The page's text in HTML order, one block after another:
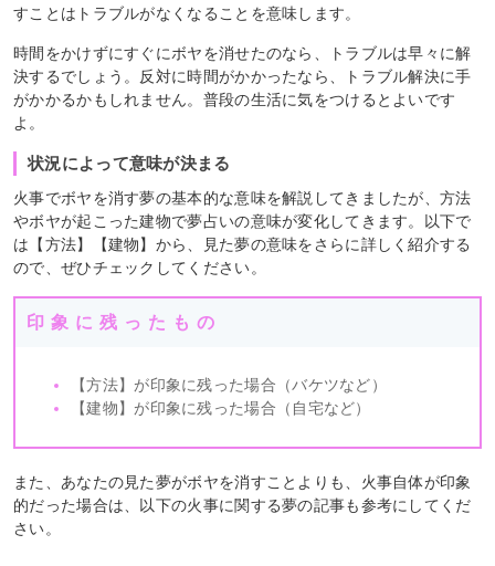
すことはトラブルがなくなることを意味します。
時間をかけずにすぐにボヤを消せたのなら、トラブルは早々に解
決するでしょう。反対に時間がかかったなら、トラブル解決に手
がかかるかもしれません。普段の生活に気をつけるとよいです
よ。
状況によって意味が決まる
火事でボヤを消す夢の基本的な意味を解説してきましたが、方法
やボヤが起こった建物で夢占いの意味が変化してきます。以下で
は【方法】【建物】から、見た夢の意味をさらに詳しく紹介する
ので、ぜひチェックしてください。
印象に残ったもの
【方法】が印象に残った場合（バケツなど）
【建物】が印象に残った場合（自宅など）
また、あなたの見た夢がボヤを消すことよりも、火事自体が印象
的だった場合は、以下の火事に関する夢の記事も参考にしてくだ
さい。